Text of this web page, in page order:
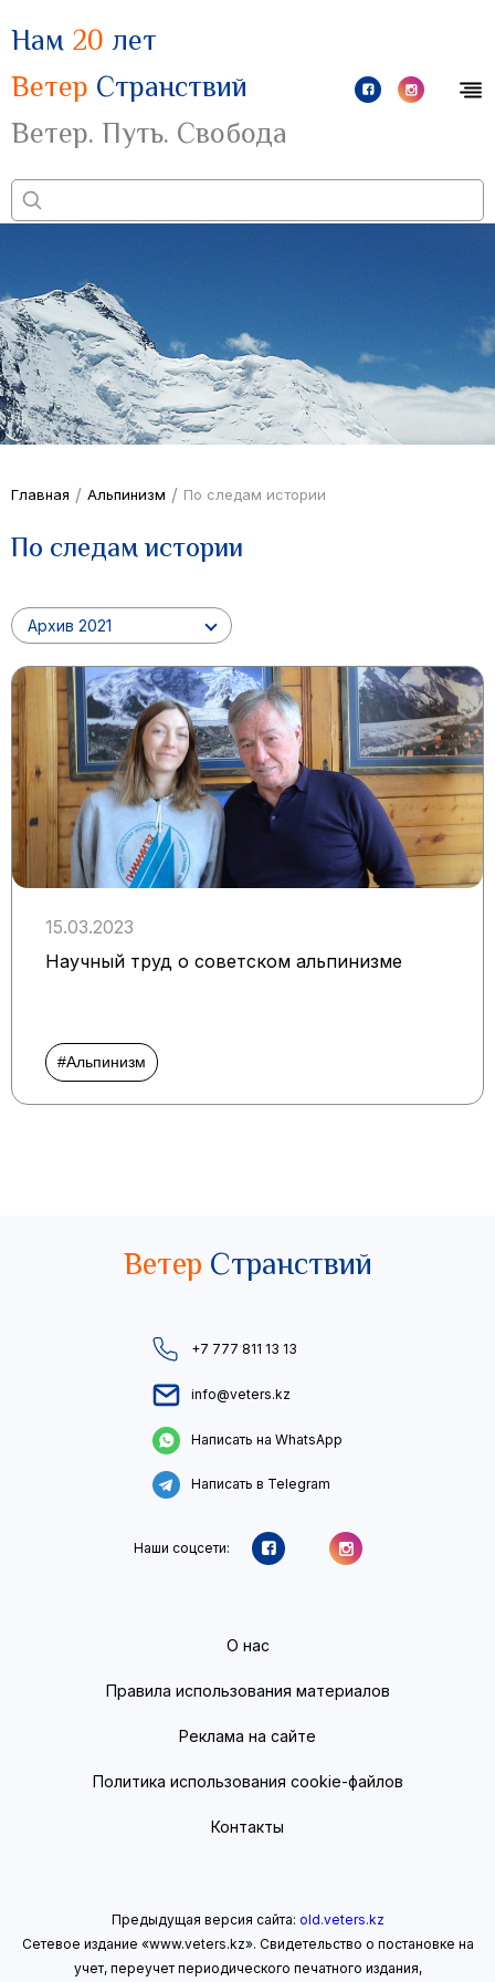
Нам 20 лет
Ветер Странствий
Ветер. Путь. Свобода
Главная / Альпинизм / По следам истории
По следам истории
Архив 2021
15.03.2023
Научный труд о советском альпинизме
#Альпинизм
Ветер Странствий
+7 777 811 13 13
info@veters.kz
Написать на WhatsApp
Написать в Telegram
Наши соцсети:
О нас
Правила использования материалов
Реклама на сайте
Политика использования cookie-файлов
Контакты
Предыдущая версия сайта: old.veters.kz
Сетевое издание «www.veters.kz». Свидетельство о постановке на
учет, переучет периодического печатного издания,